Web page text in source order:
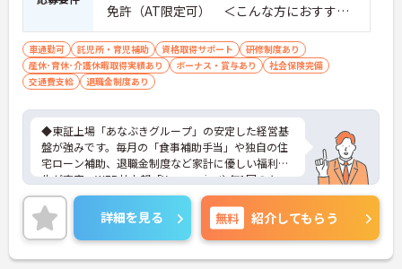
免許（AT限定可） ＜こんな方におすすめ
＞ワークライフバランスを大切にしたいと
お考えの方、入居者様それぞれに合わせ
た、温かいケアを提供したい方、これまで
の介護分野でのご経験を有効に活用したい
方
車通勤可 託児所・育児補助 資格取得サポート
研修制度あり
産休･育休･介護休暇取得実績あり
ボーナス・賞与あり
社会保険完備
交通費支給
退職金制度あり
◆東証上場「あなぶきグループ」の安定した経営基
盤が強みです。毎月の「食事補助手当」や独自の住
宅ローン補助、退職金制度など家計に優しい福利厚
生が充実。WEB社内報「Yawaragi」や年1回のキッ
クオフミーティング等、風通し良く温かいコミュニ
ケーションを育む環境が整っています。
◆若手～中高年まで幅広い年代が活躍中！短時間正
社員制度などライフスタイルに合わせた柔軟な働き
方が可能です。産休・育休の取得を推進しており、
詳細を見る 無料 紹介してもらう